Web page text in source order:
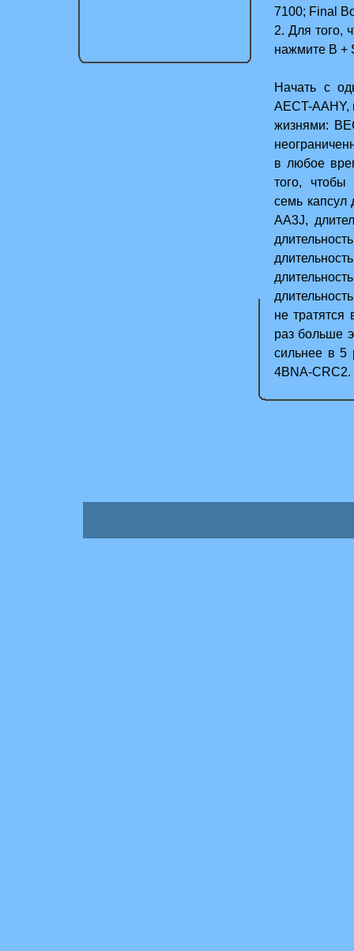
7100; Final
2. Для того,
нажмите В +
Начать с
AECT-AAHY,
жизнями:
в любое
того, чтобы
семь капсул
AA3J,
не тратятся
раз больше
сильнее в 5
4BNA-CRC2.